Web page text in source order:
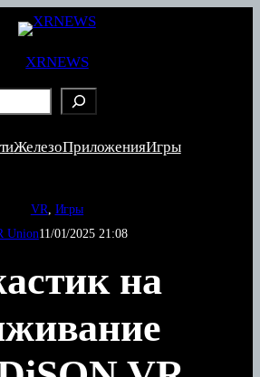
XRNEWS
ЖелезоПриложенияИгры
VR Игры
Union11/01/2025 21:08
на